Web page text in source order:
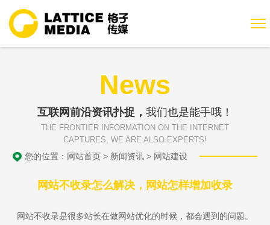
News
互联网前沿资讯扑捉， 我们也是能手哦！
THE FRONTIER INFORMATION ON THE INTERNET
CAPTURES, WE ARE ALSO EXPERTS!
您的位置： 网站首页 > 新闻资讯 > 网站建设
网站不收录怎么解决，网站怎样增加收录
网站不收录是很多站长在做网站优化的时候，都会遇到的问题。